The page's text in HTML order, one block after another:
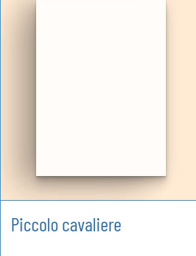
Piccolo cavaliere